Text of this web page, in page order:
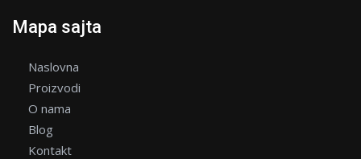
Mapa sajta
Naslovna
Proizvodi
O nama
Blog
Kontakt